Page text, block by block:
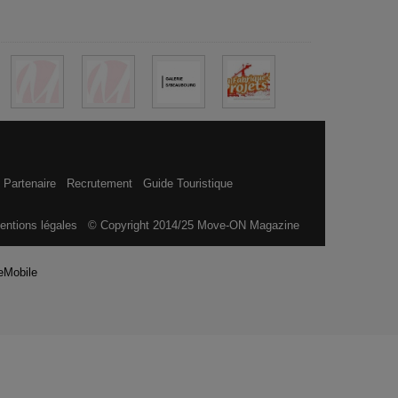
Recrutement Guide Touristique
légales © Copyright 2014/25 Move-ON Magazine